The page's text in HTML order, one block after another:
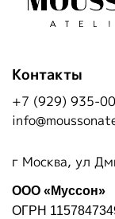
Контакты
+7 (929) 935-
г Москва, ул
ООО «Муссон»
ОГРН